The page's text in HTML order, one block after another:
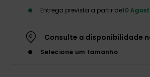
Entrega prevista a partir de10
Consulte a disponibilidade
Selecione um tamanho